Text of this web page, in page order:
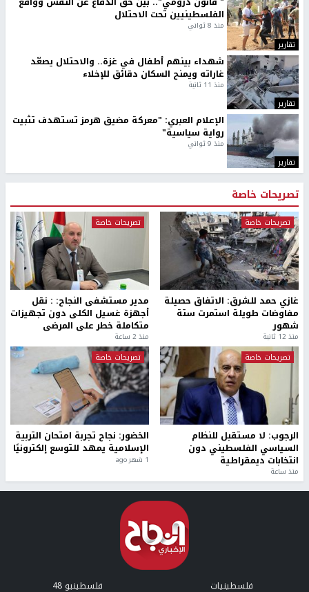
تقارير
الفلسطينيين تحت الاحتلال
منذ 8 ثواني
تقارير
شهداء بينهم أطفال في غزة.. والاحتلال يصعّد
غاراته ويمنح السكان دقائق للإخلاء
منذ 11 ثانية
تقارير
الإعلام العبري: "معركة مضيق هرمز تستهدف تثبيت
رواية سياسية"
منذ 9 ثواني
تصريحات خاصة
تصريحات خاصة
غازي حمد للشرق: الاتفاق حصيلة
مفاوضات طويلة استمرت ستة
شهور
منذ 12 ثانية
تصريحات خاصة
مدير مستشفى النجاح: : نقل
أجهزة غسيل الكلى دون تجهيزات
متكاملة خطر على المرضى
منذ 2 ساعة
تصريحات خاصة
الرجوب: لا مستقبل للنظام
السياسي الفلسطيني دون
انتخابات ديمقراطية
منذ ساعة
تصريحات خاصة
الخضور: نجاح تجربة امتحان التربية
الإسلامية يمهد للتوسع إلكترونيًا
1 شهر ago
فلسطينيات فلسطينيو 48